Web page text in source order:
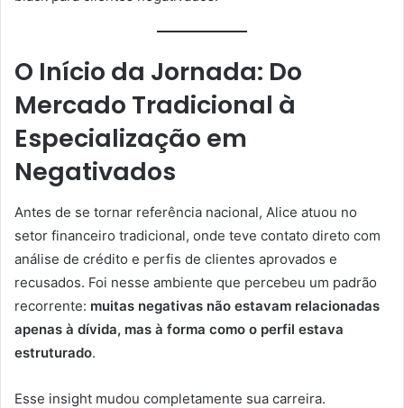
O Início da Jornada: Do
Mercado Tradicional à
Especialização em
Negativados
Antes de se tornar referência nacional, Alice atuou no
setor financeiro tradicional, onde teve contato direto com
análise de crédito e perfis de clientes aprovados e
recusados. Foi nesse ambiente que percebeu um padrão
recorrente: muitas negativas não estavam relacionadas
apenas à dívida, mas à forma como o perfil estava
estruturado.
Esse insight mudou completamente sua carreira.